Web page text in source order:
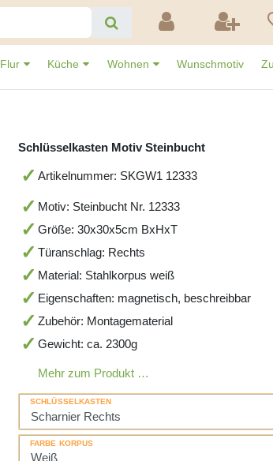
Flur Küche Wohnen Wunschmotiv
Schlüsselkasten Motiv Steinbucht
Artikelnummer: SKGW1 12333
Motiv: Steinbucht Nr. 12333
Größe: 30x30x5cm BxHxT
Türanschlag: Rechts
Material: Stahlkorpus weiß
Eigenschaften: magnetisch, beschreibbar
Zubehör: Montagematerial
Gewicht: ca. 2300g
Mehr zum Produkt …
SCHLÜSSELKASTEN
FARBE KORPUS